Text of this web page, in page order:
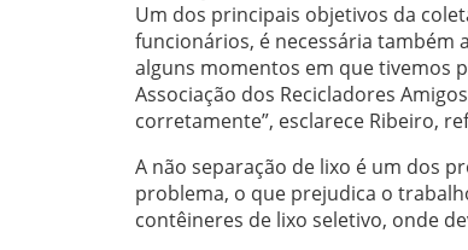
Um dos principais objetivos da
funcionários, é necessária também
alguns momentos em que tivemos
Associação dos Recicladores
corretamente”, esclarece Ribeiro,
A não separação de lixo é um dos
problema, o que prejudica o
contêineres de lixo seletivo, onde